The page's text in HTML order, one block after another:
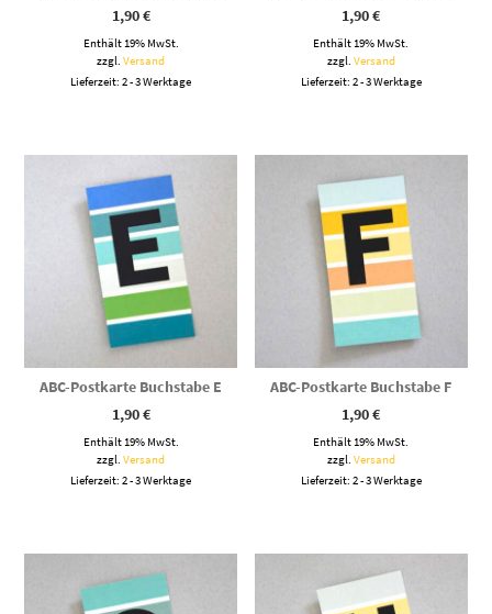
1,90€
Enthält 19% MwSt.
zzgl.Versand
Lieferzeit: 2 - 3 Werktage
1,90€
Enthält 19% MwSt.
zzgl. Versand
Lieferzeit: 2 - 3 Werktage
ABC-Postkarte Buchstabe E
1,90€
Enthält 19% MwSt.
zzgl.Versand
Lieferzeit: 2 - 3 Werktage
ABC-Postkarte Buchstabe F
1,90€
Enthält 19% MwSt.
zzgl. Versand
Lieferzeit: 2 - 3 Werktage